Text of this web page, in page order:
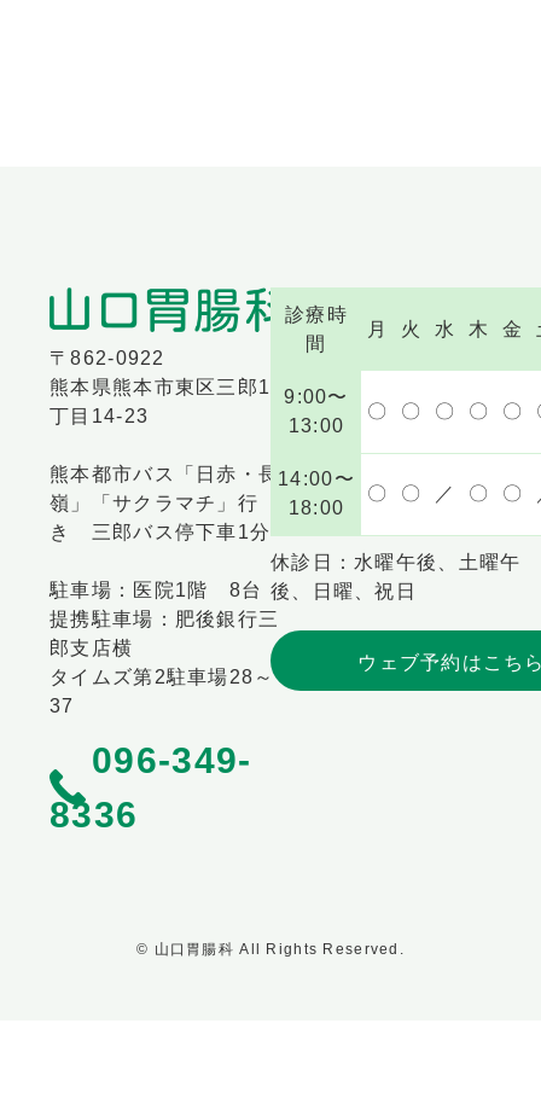
〒862-0922
熊本県熊本市東区三郎1
丁目14-23
熊本都市バス「日赤・長
嶺」「サクラマチ」行
き 三郎バス停下車1分
駐車場：医院1階 8台
提携駐車場：肥後銀行三
郎支店横
タイムズ第2駐車場28～
37
096-349-
8336
診療時
間
月 火 水 木 金
9:00〜
13:00
〇 〇 〇 〇 〇
14:00〜
18:00
〇 〇 ／ 〇 〇
休診日：水曜午後、土曜午
後、日曜、祝日
ウェブ予約はこち
© 山口胃腸科 All Rights Reserved.